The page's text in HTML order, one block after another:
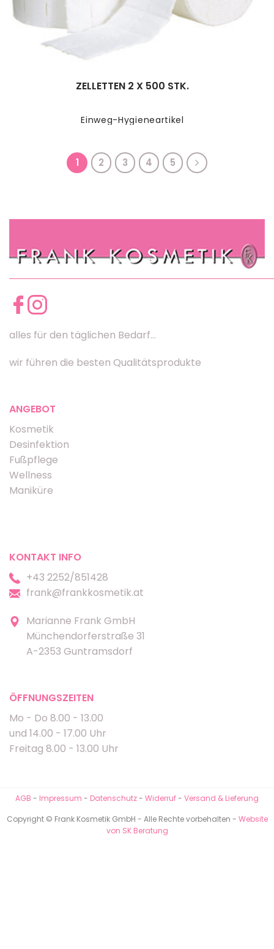
Einweg-Hygieneartikel
ZELLETTEN 2 X 500 STK.
1 2 3 4 5
alles für den täglichen Bedarf...
wir führen die besten Qualitätsprodukte
ANGEBOT
Kosmetik
Desinfektion
Fußpflege
Wellness
Maniküre
KONTAKT INFO
+43 2252/851428
frank@frankkosmetik.at
Marianne Frank GmbH
Münchendorferstraße 31
A-2353 Guntramsdorf
ÖFFNUNGSZEITEN
Mo - Do 8.00 - 13.00
und 14.00 - 17.00 Uhr
Freitag 8.00 - 13.00 Uhr
AGB - Impressum - Datenschutz- Widerruf- Versand & Lieferung
Copyright © Frank Kosmetik GmbH - Alle Rechte vorbehalten - Website
von SK Beratung